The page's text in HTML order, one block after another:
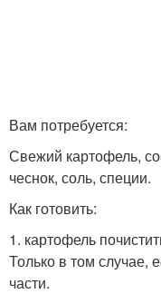
Вам потребуется:
Свежий картофель,
чеснок, соль, специи.
Как готовить:
1. картофель
Только в том случае,
части.